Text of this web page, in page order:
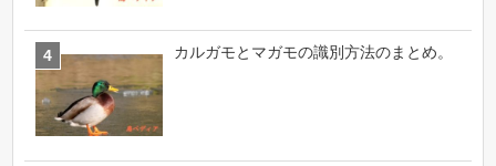
カルガモとマガモの識別方法のまとめ。